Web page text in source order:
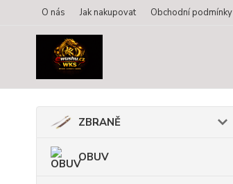
O nás Jak nakupovat Obchodní podmínky
ZBRANĚ
OBUV